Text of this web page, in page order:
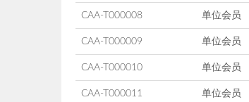
CAA-T000008 单位会员
CAA-T000009 单位会员
CAA-T000010 单位会员
CAA-T000011 单位会员